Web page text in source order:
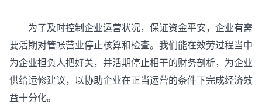
为了及时控制企业运营状况，保证资金平安，企业有需
要活期对管帐营业停止核算和检查。我们能在效劳过程当中
为企业担负人把好关，并活期停止相干的财务剖析，为企业
供给运修建议，以协助企业在正当运营的条件下完成经济效
益十分化。